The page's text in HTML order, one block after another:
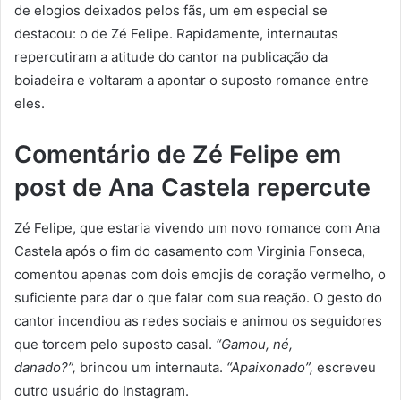
de elogios deixados pelos fãs, um em especial se
destacou: o de Zé Felipe. Rapidamente, internautas
repercutiram a atitude do cantor na publicação da
boiadeira e voltaram a apontar o suposto romance entre
eles.
Comentário de Zé Felipe em
post de Ana Castela repercute
Zé Felipe, que estaria vivendo um novo romance com Ana
Castela após o fim do casamento com Virginia Fonseca,
comentou apenas com dois emojis de coração vermelho, o
suficiente para dar o que falar com sua reação. O gesto do
cantor incendiou as redes sociais e animou os seguidores
que torcem pelo suposto casal. “Gamou, né,
danado?”, brincou um internauta. “Apaixonado”, escreveu
outro usuário do Instagram.